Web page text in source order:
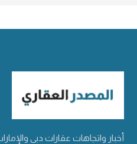
أخبار واتجاهات عقارات دبي